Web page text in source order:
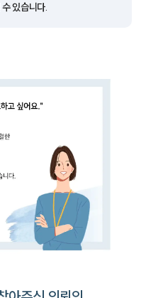
있습니다.